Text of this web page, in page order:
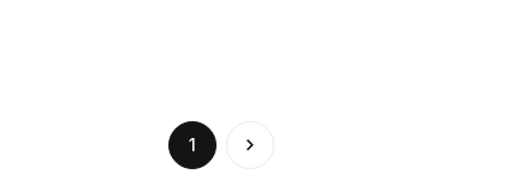
1
(current)